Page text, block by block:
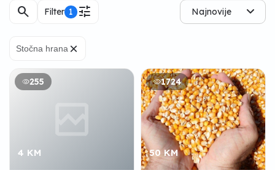
search Filter 1 tune Najnovije
Stočna hrana ×
255
4 KM
1724
50 KM